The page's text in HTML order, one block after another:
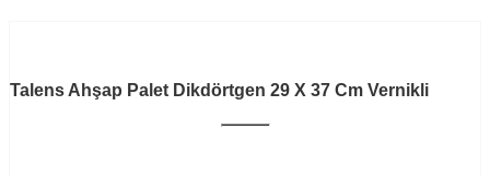
Talens Ahşap Palet Dikdörtgen 29 X 37 Cm Vernikli